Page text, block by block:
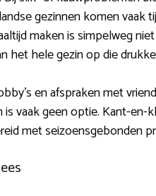
gezinnen komen
maken is simpelweg
het hele gezin op die
en afspraken met
vaak geen optie. Kant-
met seizoensgebonden